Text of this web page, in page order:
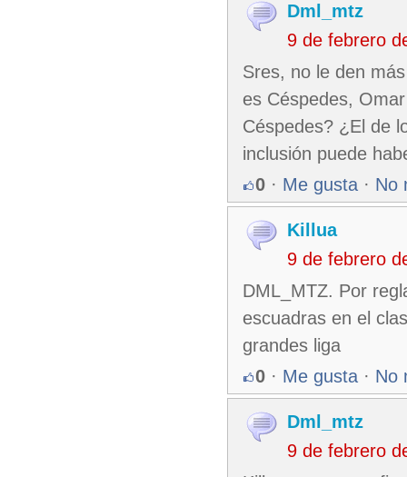
Dml_mtz
9 de febrero
Sres, no le den
es Céspedes,
Céspedes? ¿El de
inclusión puede
0 · Me gusta · No
Killua
9 de febrero
DML_MTZ. Por
escuadras en el
grandes liga
0 · Me gusta · No
Dml_mtz
9 de febrero